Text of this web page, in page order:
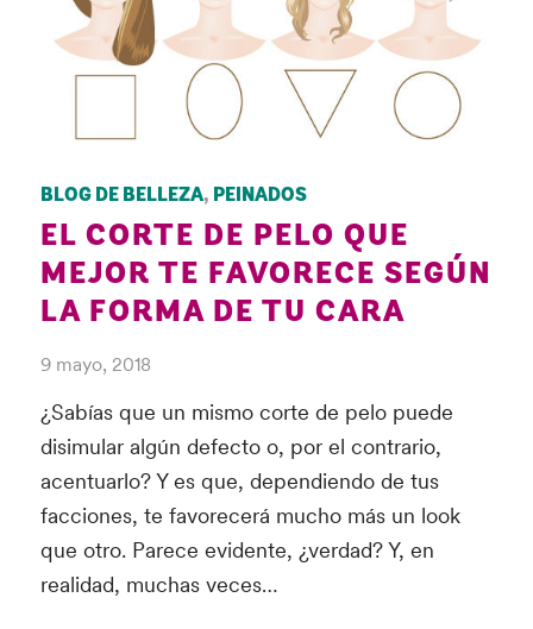
BLOG DE BELLEZA, PEINADOS
EL CORTE DE PELO QUE
MEJOR TE FAVORECE SEGÚN
LA FORMA DE TU CARA
¿Sabías que un mismo corte de pelo puede
disimular algún defecto o, por el contrario,
acentuarlo? Y es que, dependiendo de tus
facciones, te favorecerá mucho más un look
que otro. Parece evidente, ¿verdad? Y, en
realidad, muchas veces…
9 mayo, 2018